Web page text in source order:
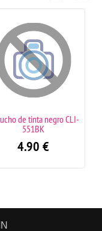
de tinta negro CLI-
551BK
4.90 €